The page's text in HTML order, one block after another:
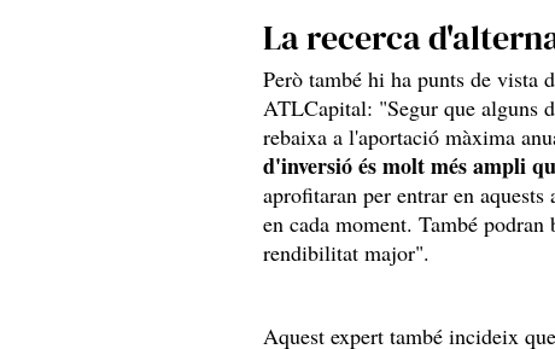
La recerca
Però també hi ha punts de vista
ATLCapital: "Segur que alguns
rebaixa a l'aportació màxima
d'inversió és molt més ampli
aprofitaran per entrar en
en cada moment. També
rendibilitat major".
Aquest expert també incideix